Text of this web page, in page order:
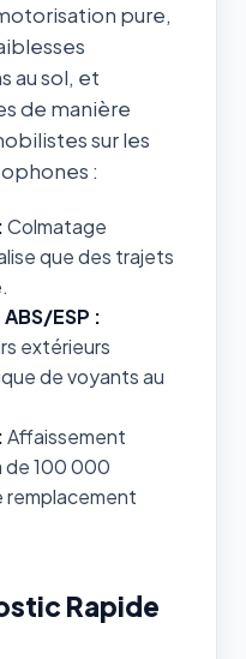
pure,
au sol, et
de manière
sur les
:
Colmatage
que des trajets
ESP :
extérieurs
de voyants au
Affaissement
100 000
remplacement
Rapide